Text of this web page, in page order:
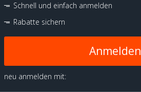
Schnell und einfach anmelden
Rabatte sichern
Anmelden
neu anmelden mit: